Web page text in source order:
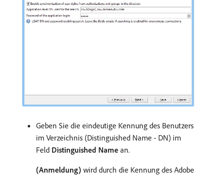
Geben Sie die eindeutige Kennung des Benutzers
im Verzeichnis (Distinguished Name - DN) im
Feld Distinguished Name an.
(Anmeldung) wird durch die Kennung des Adobe